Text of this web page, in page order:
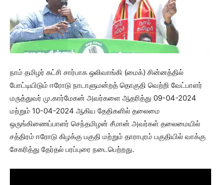
நாம் தமிழர் கட்சி சார்பாக ஒலிவாங்கி (மைக்) சின்னத்தில்
போட்டியிடும் ஈரோடு நாடாளுமன்றத் தொகுதி வெற்றி வேட்பாளர்
மருத்துவர் மு.கார்மேகன் அவர்களை ஆதரித்து 09-04-2024
மற்றும் 10-04-2024 ஆகிய தேதிகளில் தலைமை
ஒருங்கிணைப்பாளர் செந்தமிழன் சீமான் அவர்கள் தலைமையில்
சத்திரம் ஈரோடு கிழக்கு பகுதி மற்றும் தாராபுரம் பகுதியில் வாக்கு
சேகரித்து தேர்தல் பரப்புரை நடைபெற்றது.